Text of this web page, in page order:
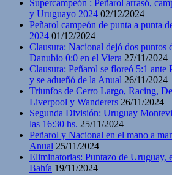
Supercampeón : Peñarol arrasó,
y Uruguayo 2024 02/12/2024
Peñarol campeón de punta a punta
2024 01/12/2024
Clausura: Nacional dejó dos puntos
Danubio 0:0 en el Viera 27/11/2024
Clausura: Peñarol se floreó 5:1 ante
y se adueñó de la Anual 26/11/2024
Triunfos de Cerro Largo, Racing,
Liverpool y Wanderers 26/11/2024
Segunda División: Uruguay
las 16:30 hs. 25/11/2024
Peñarol y Nacional en el mano a
Anual 25/11/2024
Eliminatorias: Puntazo de Uruguay,
Bahía 19/11/2024